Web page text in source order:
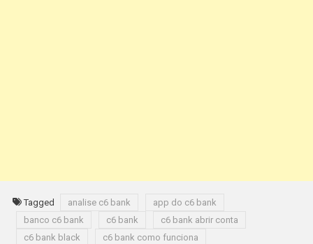
Tagged analise c6 bank
app do c6 bank
banco c6 bank
c6 bank
c6 bank abrir conta
c6 bank black
c6 bank como funciona